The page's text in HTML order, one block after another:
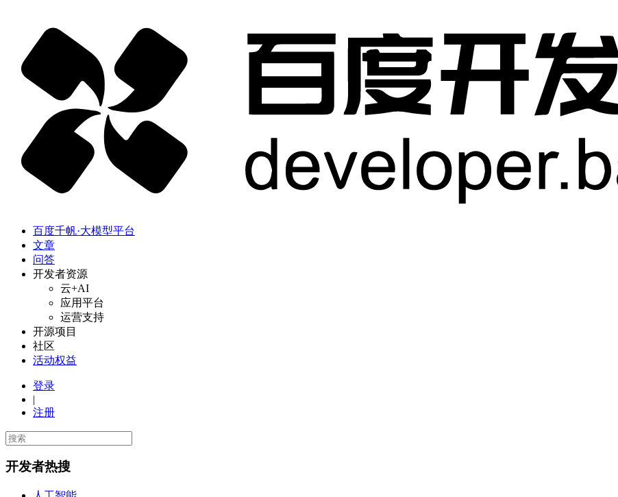
百度千帆·大模型平台
文章
问答
开发者资源
云+AI
应用平台
运营支持
开源项目
社区
活动权益
登录
|
注册
开发者热搜